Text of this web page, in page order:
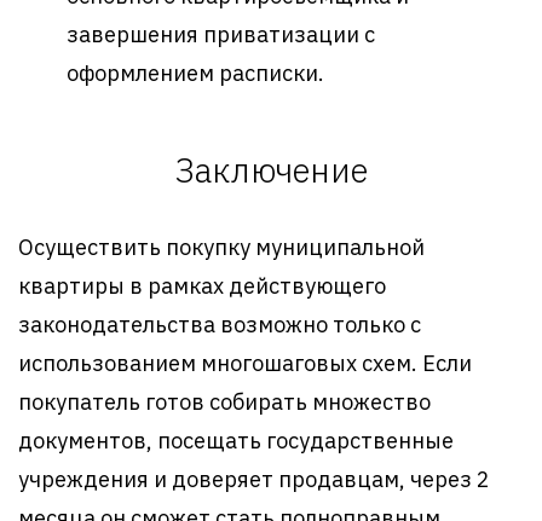
завершения приватизации с
оформлением расписки.
Заключение
Осуществить покупку муниципальной
квартиры в рамках действующего
законодательства возможно только с
использованием многошаговых схем. Если
покупатель готов собирать множество
документов, посещать государственные
учреждения и доверяет продавцам, через 2